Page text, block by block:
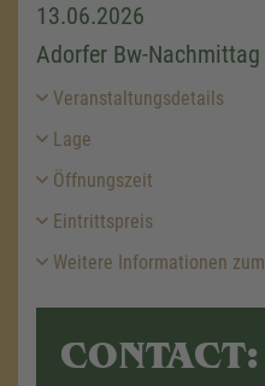
13.06.2026
Adorfer Bw-Nachmittag
Veranstaltungsdetails
Lage
Öffnungszeit
Eintrittspreis
Weitere Informationen
CONTACT: